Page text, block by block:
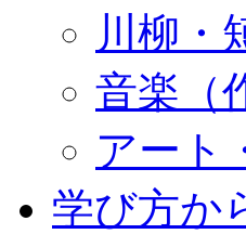
川柳・
音楽（
アート
学び方か